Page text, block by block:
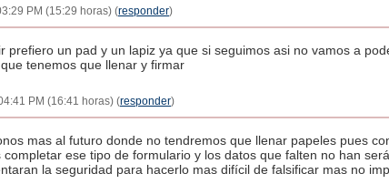
PM (15:29 horas) (responder)
prefiero un pad y un lapiz ya que si seguimos asi no vamos a
tenemos que llenar y firmar
PM (16:41 horas) (responder)
mas al futuro donde no tendremos que llenar papeles pues
ese tipo de formulario y los datos que falten no han
la seguridad para hacerlo mas difícil de falsificar mas no